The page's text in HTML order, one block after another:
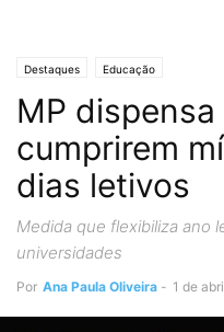
Destaques Educação
MP
cumprirem
dias letivos
Medida que flexibiliza ano
universidades
Por Ana Paula Oliveira - 1 de